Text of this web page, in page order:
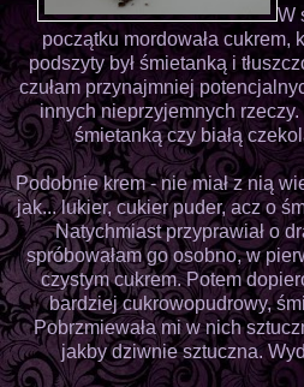
W
początku mordowała cukrem,
podszyty był śmietanką i
czułam przynajmniej
innych nieprzyjemnych
śmietanką czy białą
Podobnie krem - nie miał z nią
jak... lukier, cukier puder, acz o
Natychmiast przyprawiał o
spróbowałam go osobno, w
czystym cukrem. Potem
bardziej cukrowopudrowy,
Pobrzmiewała mi w nich
jakby dziwnie sztuczna.